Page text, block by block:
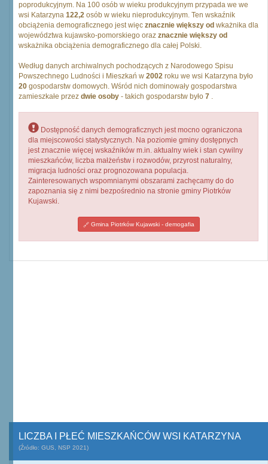
poprodukcyjnym. Na 100 osób w wieku produkcyjnym przypada we we
wsi Katarzyna 122,2 osób w wieku nieprodukcyjnym. Ten wskaźnik
obciążenia demograficznego jest więc znacznie większy od wkażnika dla
województwa kujawsko-pomorskiego oraz znacznie większy od
wskażnika obciążenia demograficznego dla całej Polski.
Według danych archiwalnych pochodzących z Narodowego Spisu
Powszechnego Ludności i Mieszkań w 2002 roku we wsi Katarzyna było
20 gospodarstw domowych. Wśród nich dominowały gospodarstwa
zamieszkałe przez dwie osoby - takich gospodarstw było 7 .
Dostępność danych demograficznych jest mocno ograniczona
dla miejscowości statystycznych. Na poziomie gminy dostępnych
jest znacznie więcej wskaźników m.in. aktualny wiek i stan cywilny
mieszkańców, liczba małżeństw i rozwodów, przyrost naturalny,
migracja ludności oraz prognozowana populacja.
Zainteresowanych wspomnianymi obszarami zachęcamy do do
zapoznania się z nimi bezpośrednio na stronie gminy Piotrków
Kujawski.
Gmina Piotrków Kujawski - demogafia
LICZBA I PŁEĆ MIESZKAŃCÓW WSI KATARZYNA
(Źródło: GUS, NSP 2021)